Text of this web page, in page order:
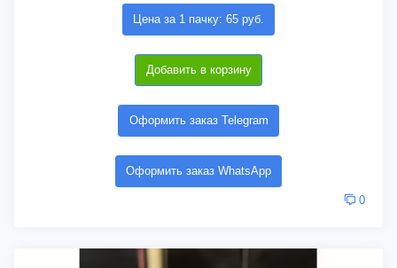
Цена за 1 пачку: 65 руб.
Добавить в корзину
Оформить заказ Telegram
Оформить заказ WhatsApp
0